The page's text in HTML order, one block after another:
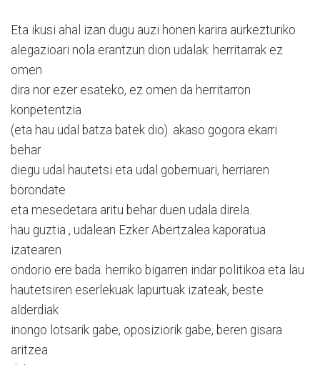
Eta ikusi ahal izan dugu auzi honen karira aurkezturiko
alegazioari nola erantzun dion udalak: herritarrak ez
omen
dira nor ezer esateko, ez omen da herritarron
konpetentzia
(eta hau udal batza batek dio). akaso gogora ekarri
behar
diegu udal hautetsi eta udal gobernuari, herriaren
borondate
eta mesedetara aritu behar duen udala direla.
hau guztia , udalean Ezker Abertzalea kaporatua
izatearen
ondorio ere bada. herriko bigarren indar politikoa eta lau
hautetsiren eserlekuak lapurtuak izateak, beste
alderdiak
inongo lotsarik gabe, oposiziorik gabe, beren gisara
aritzea